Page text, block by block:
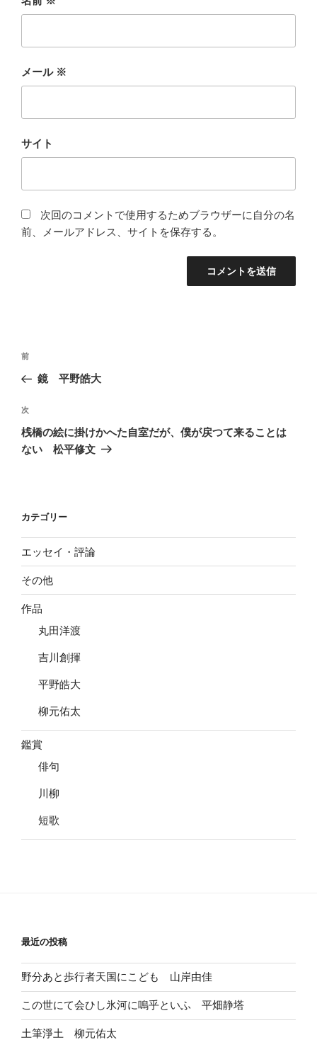
メール ※
サイト
次回のコメントで使用するためブラウザーに自分の名
前、メールアドレス、サイトを保存する。
投
ナ
ビ
ゲ
ー
前
の
稿
前
鏡 平野皓大
次
の
投
次
桟橋の絵に掛けかへた自室だが、僕が戻つて来ることは
ない 松平修文
カテゴリー
エッセイ・評論
その他
作品
丸田洋渡
吉川創揮
平野皓大
柳元佑太
鑑賞
俳句
川柳
短歌
最近の投稿
野分あと歩行者天国にこども 山岸由佳
この世にて会ひし氷河に嗚乎といふ 平畑静塔
土筆淨土 柳元佑太